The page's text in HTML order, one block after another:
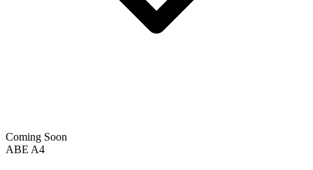
Coming Soon
ABE A4